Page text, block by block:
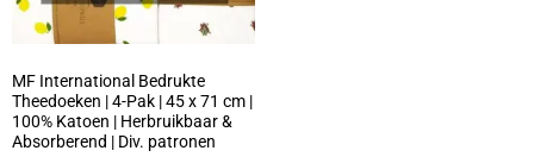
MF International Bedrukte
Theedoeken | 4-Pak | 45 x 71 cm |
100% Katoen | Herbruikbaar &
Absorberend | Div. patronen